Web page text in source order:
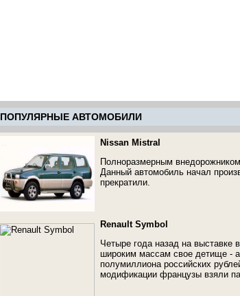
ПОПУЛЯРНЫЕ АВТОМОБИЛИ
Nissan Mistral
Полноразмерным
Данный автомобиль начал
прекратили.
Renault Symbol
Четыре года назад на выставке
широким массам свое детище -
полумиллиона российских
модификации французы взяли